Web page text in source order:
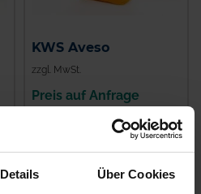
Details Über Cookies
KWS Aveso
zzgl. MwSt.
Preis auf Anfrage
ALTERNATIVE
PRODUKTE